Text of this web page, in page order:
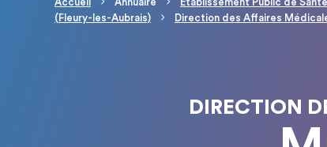
Fil d'Ariane
(Fleury-les-Aubrais)
Direction des Affaires
DIRECTION